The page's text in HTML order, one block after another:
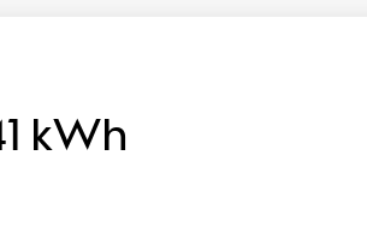
kWh